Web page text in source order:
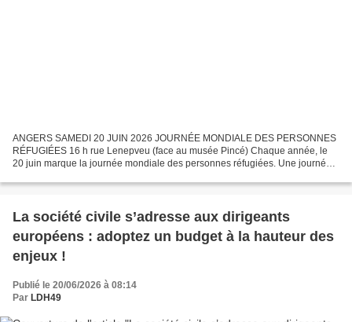
ANGERS SAMEDI 20 JUIN 2026 JOURNÉE MONDIALE DES PERSONNES
RÉFUGIÉES 16 h rue Lenepveu (face au musée Pincé) Chaque année, le
20 juin marque la journée mondiale des personnes réfugiées. Une journée
La société civile s’adresse aux dirigeants
européens : adoptez un budget à la hauteur des
enjeux !
Publié le 20/06/2026 à 08:14
Par LDH49